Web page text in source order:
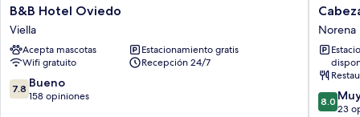
B&B
Hotel
Oviedo
Viella
B&B Hotel Oviedo
Viella
Acepta mascotas
Estacionamiento gratis
Wifi gratuito
Recepción 24/7
7.8
de
7.8 Bueno
158 opiniones
Cabeza
Norena
Norena
8.0
de
8.0
23